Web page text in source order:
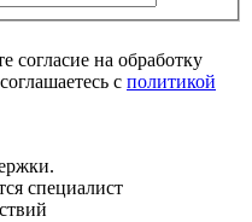
согласие на обработку
с политикой
специалист